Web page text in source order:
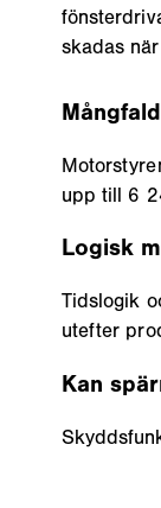
skadas
upp till 6
Logisk
Tidslogik
utefter
Kan